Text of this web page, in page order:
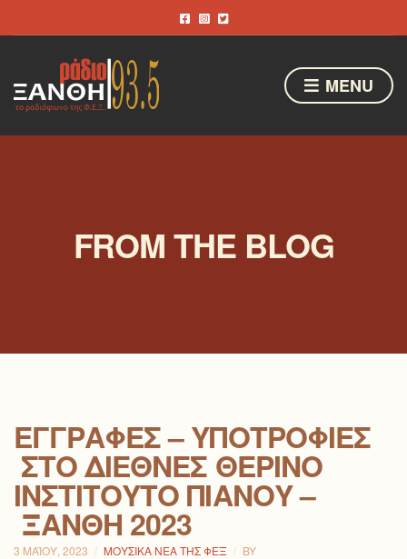
MENU
FROM THE BLOG
ΕΓΓΡΑΦΈΣ – ΥΠΟΤΡΟΦΊΕΣ
ΣΤΟ ΔΙΕΘΝΈΣ ΘΕΡΙΝΌ
ΙΝΣΤΙΤΟΎΤΟ ΠΙΆΝΟΥ –
ΞΆΝΘΗ 2023
3 ΜΑΪ́ΟΥ, 2023 ΜΟΥΣΙΚΆ ΝΈΑ ΤΗΣ ΦΕΞ BY